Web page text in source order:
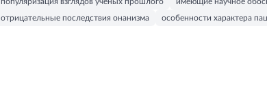
отрицательные последствия онанизма
особенности характера